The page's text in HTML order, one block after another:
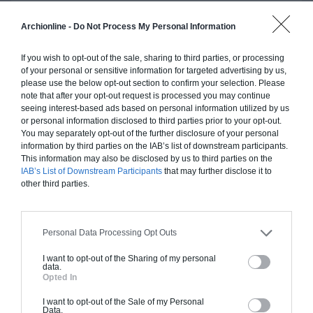
Archionline - Do Not Process My Personal Information
If you wish to opt-out of the sale, sharing to third parties, or processing
of your personal or sensitive information for targeted advertising by us,
please use the below opt-out section to confirm your selection. Please
note that after your opt-out request is processed you may continue
seeing interest-based ads based on personal information utilized by us
or personal information disclosed to third parties prior to your opt-out.
You may separately opt-out of the further disclosure of your personal
information by third parties on the IAB’s list of downstream participants.
This information may also be disclosed by us to third parties on the
IAB’s List of Downstream Participants that may further disclose it to
other third parties.
Personal Data Processing Opt Outs
I want to opt-out of the Sharing of my personal
data.
Opted In
I want to opt-out of the Sale of my Personal
Data.
Construction ossature bois
standards. Construction en ossature bois isolé.
Finitions haut de gamme. Le prix "clé en main"
inclut le gros oeuvre et le second oeuvre (cuisine,
peinture, sols...), mais exclut piscine, jardin et
clôture.
À partir de
226 000€ TTC
Je la veux !
Construction BBC